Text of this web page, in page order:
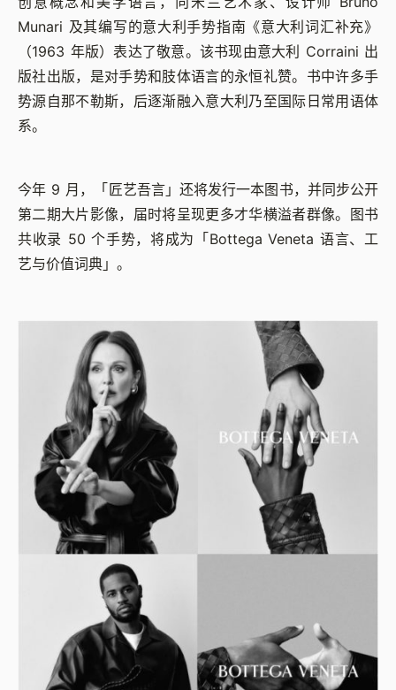
Munari 及其编写的意大利手势指南《意大利词汇补充》
（1963 年版）表达了敬意。该书现由意大利 Corraini 出
版社出版，是对手势和肢体语言的永恒礼赞。书中许多手
势源自那不勒斯，后逐渐融入意大利乃至国际日常用语体
系。
今年 9 月，「匠艺吾言」还将发行一本图书，并同步公开
第二期大片影像，届时将呈现更多才华横溢者群像。图书
共收录 50 个手势，将成为「Bottega Veneta 语言、工
艺与价值词典」。